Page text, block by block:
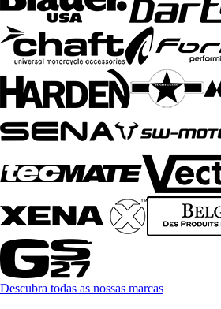
Descubra todas as nossas marcas